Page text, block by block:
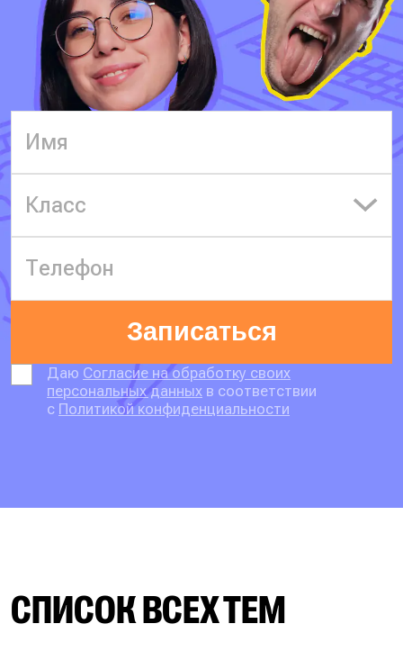
Класс
Записаться
Даю Согласие на обработку своих
персональных данных в соответствии
с Политикой конфиденциальности
СПИСОК ВСЕХ ТЕМ